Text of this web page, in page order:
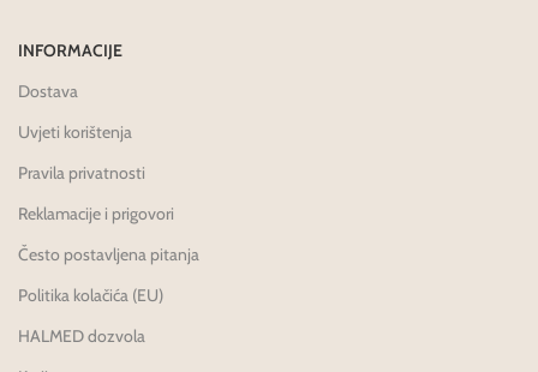
INFORMACIJE
Dostava
Uvjeti korištenja
Pravila privatnosti
Reklamacije i prigovori
Često postavljena pitanja
Politika kolačića (EU)
HALMED dozvola